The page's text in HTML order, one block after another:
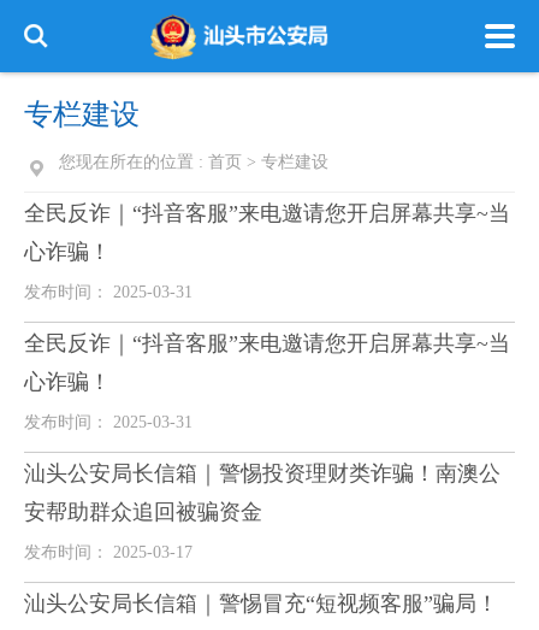
专栏建设
您现在所在的位置 : 首页 > 专栏建设
全民反诈｜“抖音客服”来电邀请您开启屏幕共享~当
心诈骗！
发布时间： 2025-03-31
全民反诈｜“抖音客服”来电邀请您开启屏幕共享~当
心诈骗！
发布时间： 2025-03-31
汕头公安局长信箱｜警惕投资理财类诈骗！南澳公
安帮助群众追回被骗资金
发布时间： 2025-03-17
汕头公安局长信箱｜警惕冒充“短视频客服”骗局！